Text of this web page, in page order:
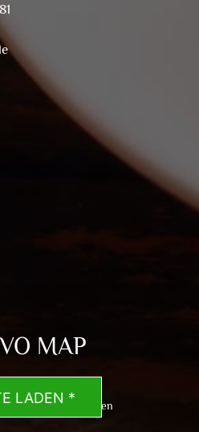
MAP
LADEN *
du die
Google.Mehr erfahren